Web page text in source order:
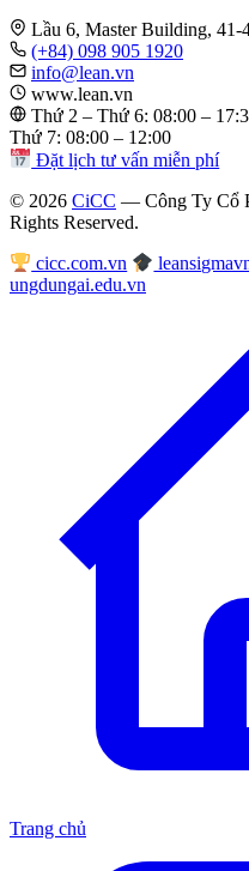
Lầu 6, Master Building, 41-
(+84) 098 905 1920
info@lean.vn
www.lean.vn
Thứ 2 – Thứ 6: 08:00 –
Thứ 7: 08:00 – 12:00
Đặt lịch tư vấn miễn phí
© 2026 CiCC — Công Ty Cổ
Rights Reserved.
cicc.com.vn
ungdungai.edu.vn
Trang chủ